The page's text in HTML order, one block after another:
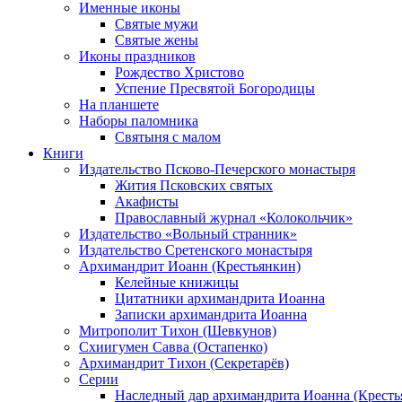
Именные иконы
Святые мужи
Святые жены
Иконы праздников
Рождество Христово
Успение Пресвятой Богородицы
На планшете
Наборы паломника
Святыня с малом
Книги
Издательство Псково-Печерского монастыря
Жития Псковских святых
Акафисты
Православный журнал «Колокольчик»
Издательство «Вольный странник»
Издательство Сретенского монастыря
Архимандрит Иоанн (Крестьянкин)
Келейные книжицы
Цитатники архимандрита Иоанна
Записки архимандрита Иоанна
Митрополит Тихон (Шевкунов)
Схиигумен Савва (Остапенко)
Архимандрит Тихон (Секретарёв)
Серии
Наследный дар архимандрита Иоанна